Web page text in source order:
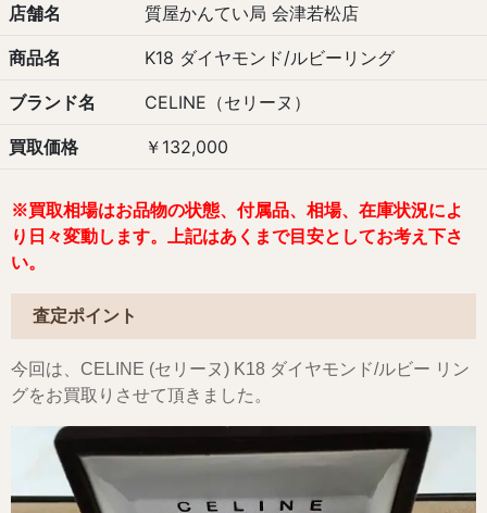
店舗名 質屋かんてい局 会津若松店
商品名 K18 ダイヤモンド/ルビーリング
ブランド名 CELINE（セリーヌ）
買取価格 ￥132,000
※買取相場はお品物の状態、付属品、相場、在庫状況によ
り日々変動します。
上記はあくまで目安としてお考え下さ
い。
査定ポイント
今回は、CELINE (セリーヌ) K18 ダイヤモンド/ルビー リン
グをお買取りさせて頂きました。